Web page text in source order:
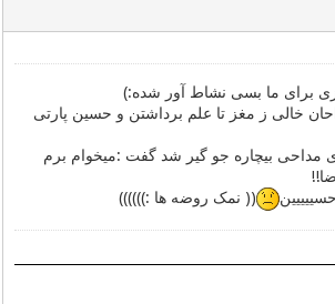
برای ما بسی نشاط آور شده:)
خالی ز مغز تا علم برداشتن و حسین پارتی
مداحی بیچاره جو گیر شد گفت :میخوام برم
(( نمک روضه ها :))))))